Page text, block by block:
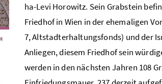
ha-Levi Horowitz. Sein Grabstein
Friedhof in Wien in der ehemaligen
7, Altstadterhaltungsfonds) und der
Anliegen, diesem Friedhof sein
werden in den nächsten Jahren 108